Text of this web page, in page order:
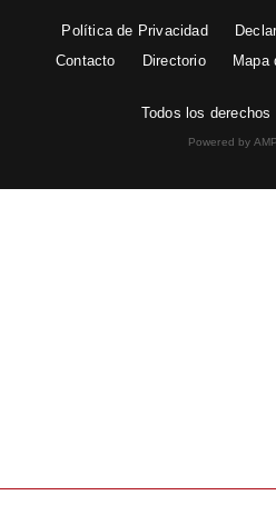
Política de Privacidad
Contacto
Directorio Mapa
Todos los derechos
Powered by